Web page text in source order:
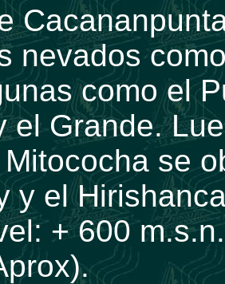
nevados
como el
el Grande.
se
y el
+ 600